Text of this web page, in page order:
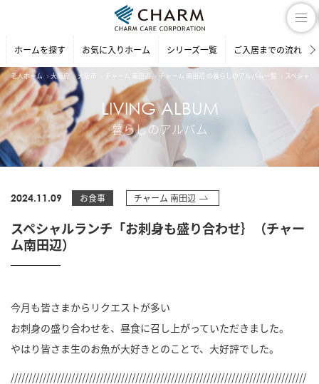
ホームを探す お気に入りホーム シリーズ一覧 ご入居までの流れ
老人ホーム 大阪府 大阪市 チャーム 南田辺 チャーム 南田辺 の暮らしのアルバム一覧 スペシャ
LIVING ALBUM
暮らしのアルバム
2024.11.09 お食事 チャーム 南田辺
スペシャルランチ「お刺身も盛り合わせ｝（チャー
ム南田辺）
今月も皆さまからリクエストが多い
お刺身の盛り合わせを、昼食に召し上がっていただきました。
やはり皆さま生のお魚が大好きとのことで、大好評でした。
///////////////////////////////////////////////////////////////////////////////////